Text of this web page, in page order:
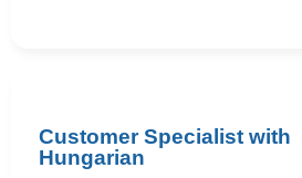
Customer Specialist with
Hungarian